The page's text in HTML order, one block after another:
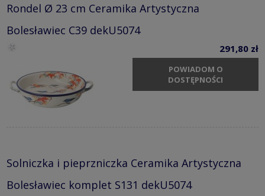
Rondel Ø 23 cm Ceramika Artystyczna
Bolesławiec C39 dekU5074
291,80 zł
POWIADOM O
DOSTĘPNOŚCI
Solniczka i pieprzniczka Ceramika Artystyczna
Bolesławiec komplet S131 dekU5074